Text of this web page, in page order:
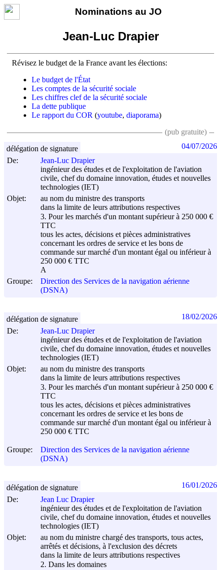
Nominations au JO
Jean-Luc Drapier
Révisez le budget de la France avant les élections:
Le budget de l'État
Les comptes de la sécurité sociale
Les chiffres clef de la sécurité sociale
La dette publique
Le rapport du COR (youtube, diaporama)
(pub gratuite)
De:
Jean-Luc Drapier
ingénieur des études et de l'exploitation de l'aviation
civile, chef du domaine innovation, études et nouvelles
technologies (IET)
Objet:
au nom du ministre des transports
dans la limite de leurs attributions respectives
3. Pour les marchés d'un montant supérieur à 250 000 €
TTC
tous les actes, décisions et pièces administratives
concernant les ordres de service et les bons de
commande sur marché d'un montant égal ou inférieur à
250 000 € TTC
A
Groupe:
Direction des Services de la navigation aérienne
(DSNA)
délégation de signature 04/07/2026
De:
Jean-Luc Drapier
ingénieur des études et de l'exploitation de l'aviation
civile, chef du domaine innovation, études et nouvelles
technologies (IET)
Objet:
au nom du ministre des transports
dans la limite de leurs attributions respectives
3. Pour les marchés d'un montant supérieur à 250 000 €
TTC
tous les actes, décisions et pièces administratives
concernant les ordres de service et les bons de
commande sur marché d'un montant égal ou inférieur à
250 000 € TTC
Groupe:
Direction des Services de la navigation aérienne
(DSNA)
délégation de signature 18/02/2026
De:
Jean Luc Drapier
ingénieur des études et de l'exploitation de l'aviation
civile, chef du domaine innovation, études et nouvelles
technologies (IET)
Objet:
au nom du ministre chargé des transports, tous actes,
arrêtés et décisions, à l'exclusion des décrets
dans la limite de leurs attributions respectives
2. Dans les domaines
délégation de signature 16/01/2026